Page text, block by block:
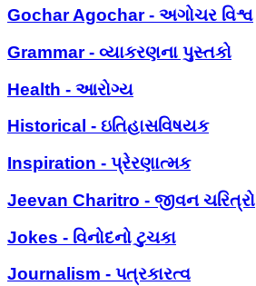
Gochar Agochar - અગોચર વિશ્વ
Grammar - વ્યાકરણના પુસ્તકો
Health - આરોગ્ય
Historical - ઇતિહાસવિષયક
Inspiration - પ્રેરણાત્મક
Jeevan Charitro - જીવન ચરિત્રો
Jokes - વિનોદનો ટુચકા
Journalism - પત્રકારત્વ